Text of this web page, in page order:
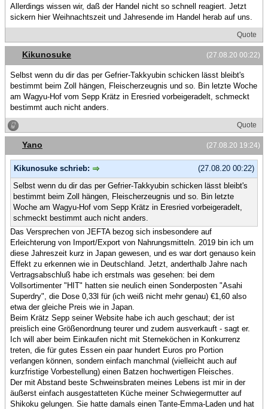
Allerdings wissen wir, daß der Handel nicht so schnell reagiert. Jetzt
sickern hier Weihnachtszeit und Jahresende im Handel herab auf uns.
Quote
(27.08.20 00:22)
Kikunosuke
Selbst wenn du dir das per Gefrier-Takkyubin schicken lässt bleibt's
bestimmt beim Zoll hängen, Fleischerzeugnis und so. Bin letzte Woche
am Wagyu-Hof vom Sepp Krätz in Eresried vorbeigeradelt, schmeckt
bestimmt auch nicht anders.
Quote
(27.08.20 19:24)
Yano
(27.08.20 00:22)
Kikunosuke schrieb:
Selbst wenn du dir das per Gefrier-Takkyubin schicken lässt bleibt's
bestimmt beim Zoll hängen, Fleischerzeugnis und so. Bin letzte
Woche am Wagyu-Hof vom Sepp Krätz in Eresried vorbeigeradelt,
schmeckt bestimmt auch nicht anders.
Das Versprechen von JEFTA bezog sich insbesondere auf
Erleichterung von Import/Export von Nahrungsmitteln. 2019 bin ich um
diese Jahreszeit kurz in Japan gewesen, und es war dort genauso kein
Effekt zu erkennen wie in Deutschland. Jetzt, anderthalb Jahre nach
Vertragsabschluß habe ich erstmals was gesehen: bei dem
Vollsortimenter "HIT" hatten sie neulich einen Sonderposten "Asahi
Superdry", die Dose 0,33l für (ich weiß nicht mehr genau) €1,60 also
etwa der gleiche Preis wie in Japan.
Beim Krätz Sepp seiner Website habe ich auch geschaut; der ist
preislich eine Größenordnung teurer und zudem ausverkauft - sagt er.
Ich will aber beim Einkaufen nicht mit Sterneköchen in Konkurrenz
treten, die für gutes Essen ein paar hundert Euros pro Portion
verlangen können, sondern einfach manchmal (vielleicht auch auf
kurzfristige Vorbestellung) einen Batzen hochwertigen Fleisches.
Der mit Abstand beste Schweinsbraten meines Lebens ist mir in der
äußerst einfach ausgestatteten Küche meiner Schwiegermutter auf
Shikoku gelungen. Sie hatte damals einen Tante-Emma-Laden und hat